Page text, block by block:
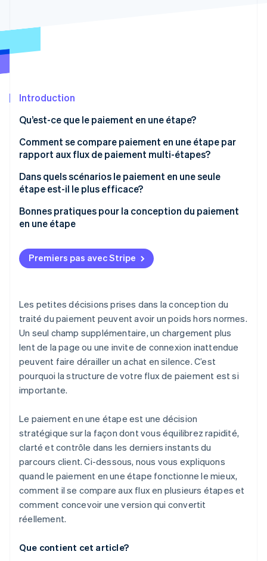
Élimination du carbone
Stripe Sessions 2026
Découvrez comment Stripe construit l’infrastructure
Regarder
Introduction
Qu’est-ce que le paiement en une étape?
Comment se compare paiement en une étape par
rapport aux flux de paiement multi-étapes?
Rapidité
Clarté utilisateur
Densité des formulaires et charge de terrain
Vérifier et confirmer la commande
Dans quels scénarios le paiement en une seule
étape est-il le plus efficace?
Lorsque le temps avant le paiement est un frein à la
conversion
Quand le mobile est le canal principal
Lorsque vous avez des clients réguliers
rapide
Bonnes pratiques pour la conception du paiement
en une étape
Gardez la mise en page propre et concentrée
Rendre l’appel à l’action indubitable
Gérer les erreurs immédiatement
Privilégier le paiement invité par défaut
Utiliser la structure pour créer de la clarté
Afficher le récapitulatif complet de la commande
important
Réduire la saisie dans la mesure du possible
Conception pour un comportement axé sur le
mobile
Offrez à vos clients un accès à l’aide sans
perturbation
Utiliser des outils éprouvés lorsqu’ils conviennent
Premiers pas avec Stripe
Les petites décisions prises dans la conception du
traité du paiement peuvent avoir un poids hors normes.
Un seul champ supplémentaire, un chargement plus
lent de la page ou une invite de connexion inattendue
peuvent faire dérailler un achat en silence. C’est
pourquoi la structure de votre flux de paiement est si
importante.
Le paiement en une étape est une décision
stratégique sur la façon dont vous équilibrez rapidité,
clarté et contrôle dans les derniers instants du
parcours client. Ci-dessous, nous vous expliquons
quand le paiement en une étape fonctionne le mieux,
comment il se compare aux flux en plusieurs étapes et
comment concevoir une version qui convertit
réellement.
Que contient cet article?